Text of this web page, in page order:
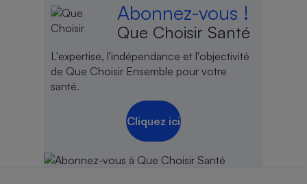
Abonnez-vous !
Que Choisir Santé
L'expertise, l'indépendance et l'objectivité
de Que Choisir Ensemble pour votre
santé.
Cliquez ici